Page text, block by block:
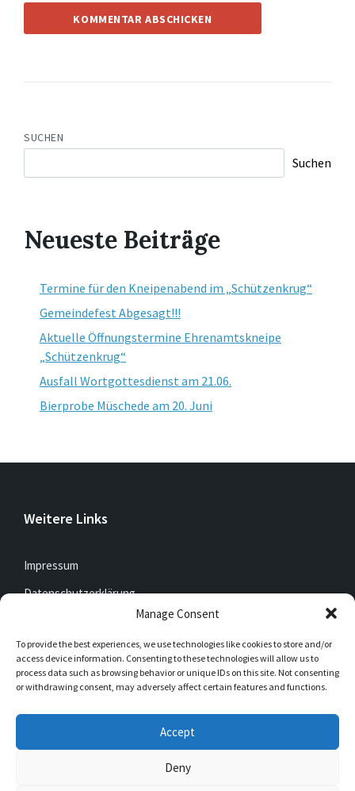
Manage Consent
To provide the best experiences, we use technologies like cookies to store and/or
access device information. Consenting to these technologies will allow us to
process data such as browsing behavior or unique IDs on this site. Not consenting
or withdrawing consent, may adversely affect certain features and functions.
Accept
Deny
SUCHEN
Suchen
Neueste Beiträge
Termine für den Kneipenabend im „Schützenkrug“
Gemeindefest Abgesagt!!!
Aktuelle Öffnungstermine Ehrenamtskneipe
„Schützenkrug“
Ausfall Wortgottesdienst am 21.06.
Bierprobe Müschede am 20. Juni
Weitere Links
Impressum
Datenschutzerklärung
Jetzt mitfunken!
Bleibt auch unterwegs immer auf dem Laufenden mit
DorfFunk!
Jetzt laden für iOS & Android